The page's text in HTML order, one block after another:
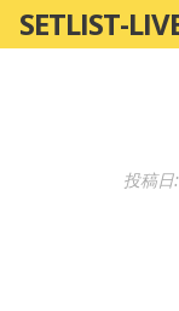
ン
SETLIST-
投稿日: